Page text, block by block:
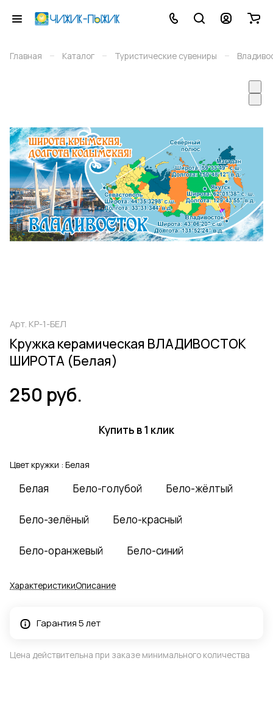
Главная – Каталог – Туристические сувениры –
Арт. КР-1-БЕЛ
Кружка керамическая ВЛАДИВОСТОК
ШИРОТА (Белая)
250 руб.
Купить в 1 клик
Цвет кружки : Белая
Белая Бело-голубой Бело-жёлтый
Бело-зелёный Бело-красный
Бело-оранжевый Бело-синий
ХарактеристикиОписание
Гарантия 5 лет
Цена действительна при заказе минимального количества